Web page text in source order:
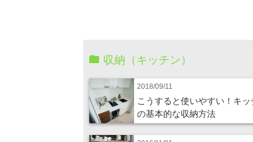
収納（キッチン）
2018/09/11
こうすると使いやすい！キッ
の基本的な収納方法